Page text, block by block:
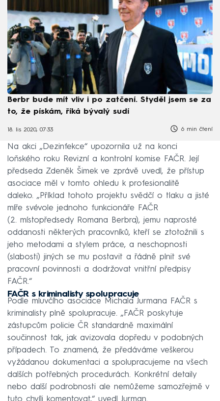
Berbr bude mít vliv i po zatčení. Styděl jsem se za
to, že pískám, říká bývalý sudí
18. lis 2020, 07:33 6 min čtení
Na akci „Dezinfekce“ upozornila už na konci
loňského roku Revizní a kontrolní komise FAČR. Její
předseda Zdeněk Šimek ve zprávě uvedl, že přístup
asociace měl v tomto ohledu k profesionalitě
daleko. „Příklad tohoto projektu svědčí o tlaku a jisté
míře svévole jednoho funkcionáře FAČR
(2. místopředsedy Romana Berbra), jemu naprosté
oddanosti některých pracovníků, kteří se ztotožnili s
jeho metodami a stylem práce, a neschopnosti
(slabosti) jiných se mu postavit a řádně plnit své
pracovní povinnosti a dodržovat vnitřní předpisy
FAČR.“
FAČR s kriminalisty spolupracuje
Podle mluvčího asociace Michala Jurmana FAČR s
kriminalisty plně spolupracuje. „FAČR poskytuje
zástupcům policie ČR standardně maximální
součinnost tak, jak avizovala dopředu v podobných
případech. To znamená, že předáváme veškerou
vyžádanou dokumentaci a spolupracujeme na všech
dalších potřebných procedurách. Konkrétní detaily
nebo další podrobnosti ale nemůžeme samozřejmě v
tuto chvíli komentovat,“ uvedl Jurman.